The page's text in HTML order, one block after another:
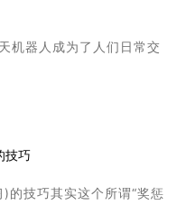
机器人成为了人们日常交
技巧
的技巧其实这个所谓“奖惩